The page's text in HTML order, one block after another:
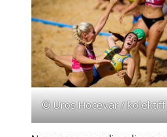
© Uros Hocevar / kolektiff